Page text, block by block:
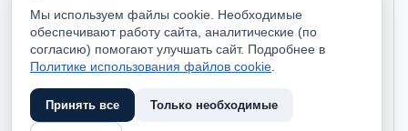
Мы используем файлы cookie. Необходимые
обеспечивают работу сайта, аналитические (по
согласию) помогают улучшать сайт. Подробнее в
Политике использования файлов cookie
Принять все Только необходимые